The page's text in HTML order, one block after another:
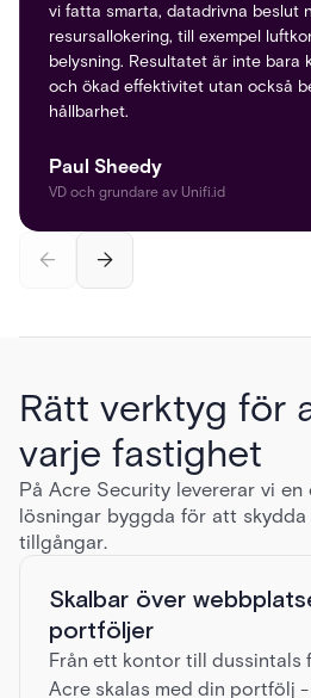
vi fatta smarta, datadrivna beslut
resursallokering, till exempel
belysning. Resultatet är inte bara
och ökad effektivitet utan också
hållbarhet.
Paul Sheedy
VD och grundare av Unifi.id
”Detta molnbaserade system
att skapa besökarprofiler, spåra
utfärda digitala märken för enkel
också integrerat med deras
för besökare.
Rätt verktyg för
varje fastighet
På Acre Security levererar vi
lösningar byggda för att
tillgångar.
Skalbar över
portföljer
Från ett kontor till dussintals
Acre skalas med din portfölj